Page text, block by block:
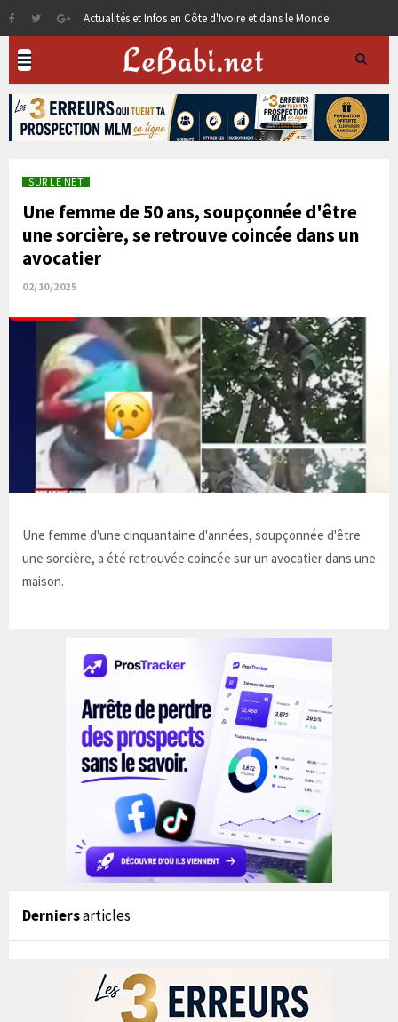
Actualités et Infos en Côte d'Ivoire et dans le Monde
SUR LE NET
Une femme de 50 ans, soupçonnée d'être
une sorcière, se retrouve coincée dans un
avocatier
02/10/2025
Une femme d'une cinquantaine d'années, soupçonnée d'être
une sorcière, a été retrouvée coincée sur un avocatier dans une
maison.
Derniersarticles